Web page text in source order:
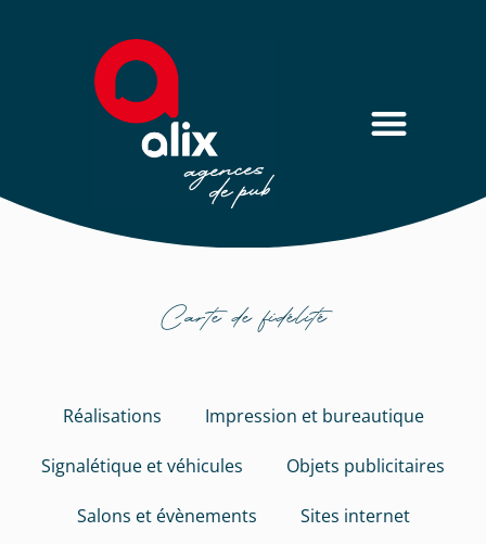
Carte de fidélité
Réalisations Impression et bureautique
Signalétique et véhicules Objets publicitaires
Salons et évènements Sites internet